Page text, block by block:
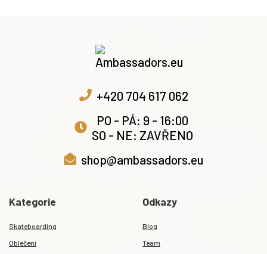
+420 704 617 062
PO - PÁ: 9 - 16:00
SO - NE: ZAVŘENO
shop@ambassadors.eu
Kategorie
Skateboarding
Oblečení
Odkazy
Blog
Team